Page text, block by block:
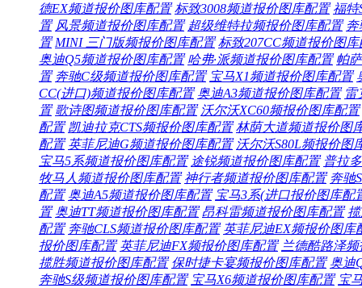
德EX频道报价图库配置 标致3008频道报价图库配置 福特
置 风景频道报价图库配置 超级维特拉频报价图库配置
置 MINI 三门版频报价图库配置 标致207CC频道报价图库
奥迪Q5频道报价图库配置 哈弗·派频道报价图库配置 帕
置 奔驰C级频道报价图库配置 宝马X1频道报价图库配置
CC(进口)频道报价图库配置 奥迪A3频道报价图库配置 雷
置 歌诗图频道报价图库配置 沃尔沃XC60频报价图库配置
配置 凯迪拉克CTS频报价图库配置 林荫大道频道报价图
配置 英菲尼迪G频道报价图库配置 沃尔沃S80L频报价图
宝马5系频道报价图库配置 途锐频道报价图库配置 普拉
牧马人频道报价图库配置 神行者频道报价图库配置 奔驰
配置 奥迪A5频道报价图库配置 宝马3系(进口报价图库配
置 奥迪TT频道报价图库配置 昂科雷频道报价图库配置
配置 奔驰CLS频道报价图库配置 英菲尼迪EX频报价图库
报价图库配置 英菲尼迪FX频报价图库配置 兰德酷路泽频
揽胜频道报价图库配置 保时捷卡宴频报价图库配置 奥迪
奔驰S级频道报价图库配置 宝马X6频道报价图库配置 宝